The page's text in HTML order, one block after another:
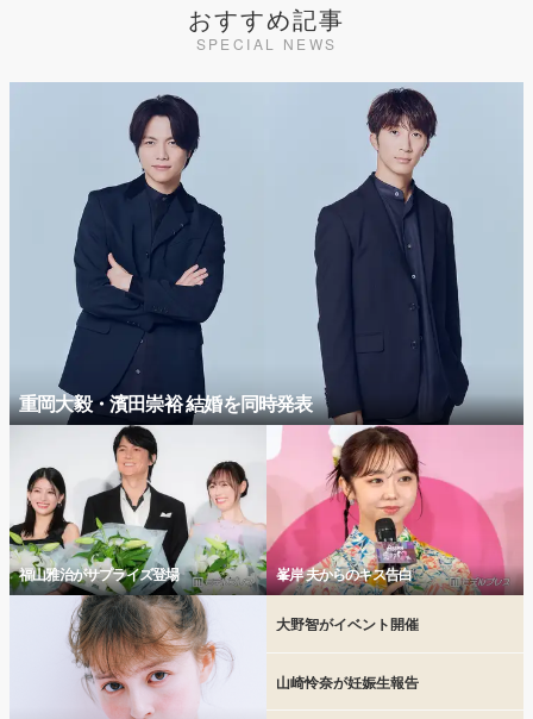
おすすめ記事
SPECIAL NEWS
重岡大毅・濱田崇裕 結婚を同時発表
福山雅治がサプライズ登場 峯岸 夫からのキス告白
大野智がイベント開催
山崎怜奈が妊娠生報告